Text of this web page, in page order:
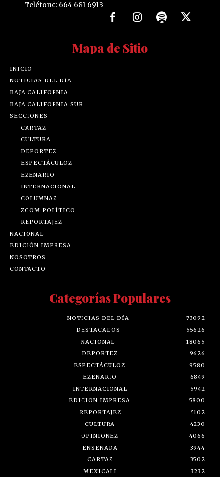
Teléfono: 664 681 6913
Mapa de Sitio
INICIO
NOTICIAS DEL DÍA
BAJA CALIFORNIA
BAJA CALIFORNIA SUR
SECCIONES
CARTAZ
CULTURA
DEPORTEZ
ESPECTÁCULOZ
EZENARIO
INTERNACIONAL
COLUMNAZ
ZOOM POLÍTICO
REPORTAJEZ
NACIONAL
EDICIÓN IMPRESA
NOSOTROS
CONTACTO
Categorías Populares
NOTICIAS DEL DÍA
73092
DESTACADOS
55626
NACIONAL
18065
DEPORTEZ
9626
ESPECTÁCULOZ
9580
EZENARIO
6849
INTERNACIONAL
5942
EDICIÓN IMPRESA
5800
REPORTAJEZ
5102
CULTURA
4230
OPINIONEZ
4066
ENSENADA
3944
CARTAZ
3502
MEXICALI
3232